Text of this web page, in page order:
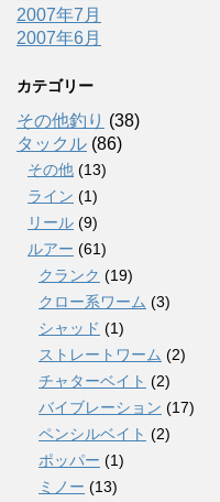
2007年7月
2007年6月
カテゴリー
その他釣り (38)
タックル (86)
その他 (13)
ライン (1)
リール (9)
ルアー (61)
クランク (19)
クロー系ワーム (3)
シャッド (1)
ストレートワーム (2)
チャターベイト (2)
バイブレーション (17)
ペンシルベイト (2)
ポッパー (1)
ミノー (13)